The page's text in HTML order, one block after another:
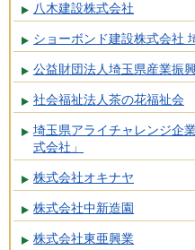
八木建設株式会社
ショーボンド建設株式会社
公益財団法人埼玉県産業振
社会福祉法人茶の花福祉会
埼玉県アライチャレンジ企
式会社」
株式会社オキナヤ
株式会社中新造園
株式会社東亜興業